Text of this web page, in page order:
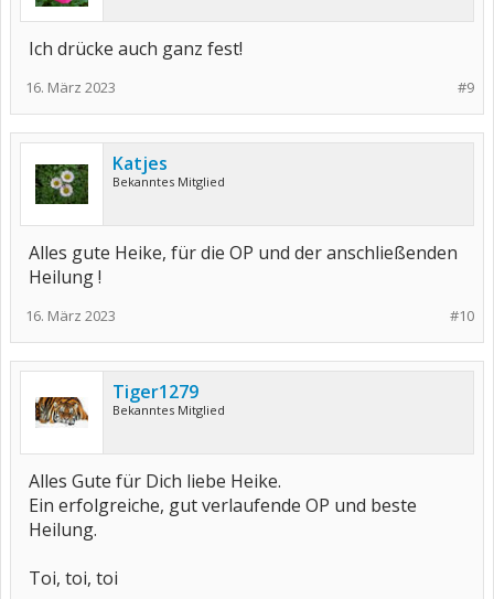
Ich drücke auch ganz fest!
#9
16. März 2023
Katjes
Bekanntes Mitglied
Alles gute Heike, für die OP und der anschließenden
Heilung !
#10
16. März 2023
Tiger1279
Bekanntes Mitglied
Alles Gute für Dich liebe Heike.
Ein erfolgreiche, gut verlaufende OP und beste
Heilung.
Toi, toi, toi